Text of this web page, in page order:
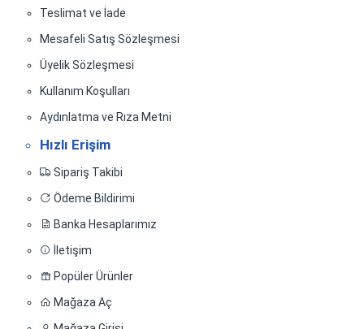
Teslimat ve İade
Mesafeli Satış Sözleşmesi
Üyelik Sözleşmesi
Kullanım Koşulları
Aydınlatma ve Rıza Metni
Hızlı Erişim
Sipariş Takibi
Ödeme Bildirimi
Banka Hesaplarımız
İletişim
Popüler Ürünler
Mağaza Aç